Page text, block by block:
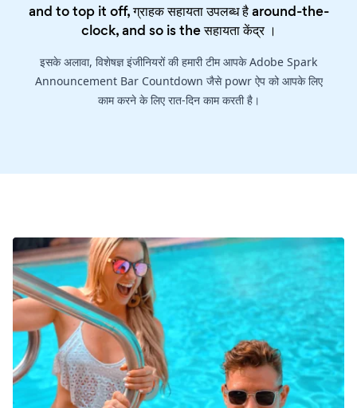
and to top it off, ग्राहक सहायता उपलब्ध है around-the-
clock, and so is theसहायता केंद्र।
इसके अलावा, विशेषज्ञ इंजीनियरों की हमारी टीम आपके Adobe Spark
Announcement Bar Countdown जैसे powr ऐप को आपके लिए
काम करने के लिए रात-दिन काम करती है।